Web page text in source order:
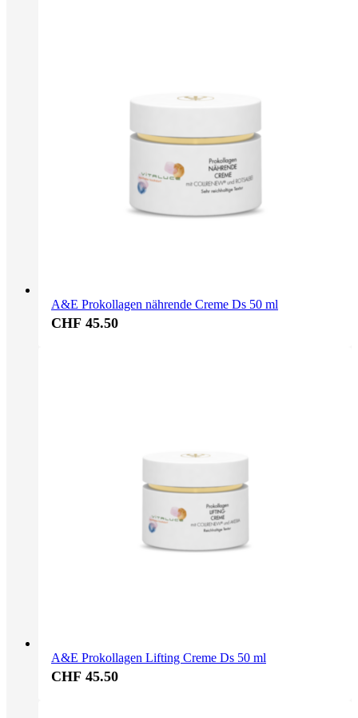
A&E Prokollagen nährende Creme Ds 50 ml
CHF 45.50
A&E Prokollagen Lifting Creme Ds 50 ml
CHF 45.50